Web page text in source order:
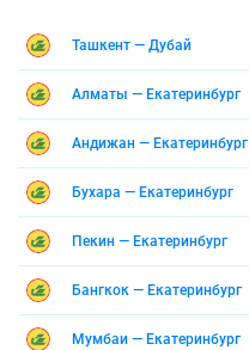
Ташкент — Дубай
Алматы — Екатеринбург
Андижан — Екатеринбург
Бухара — Екатеринбург
Пекин — Екатеринбург
Бангкок — Екатеринбург
Мумбаи — Екатеринбург